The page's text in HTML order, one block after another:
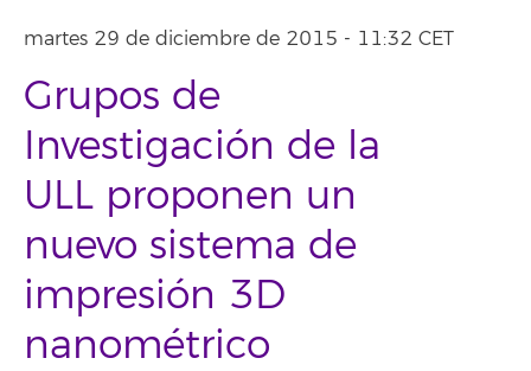
martes 29 de diciembre de 2015 - 11:32 CET
Grupos de
Investigación de la
ULL proponen un
nuevo sistema de
impresión 3D
nanométrico